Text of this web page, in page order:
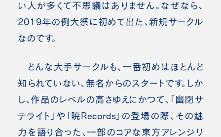
い人が多くて不思議はありません。なぜなら、
2019年の例大祭に初めて出た、新規サークル
なのです。
どんな大手サークルも、一番初めはほとんど
知られていない、無名からのスタートです。 しか
し、作品のレベルの高さゆえにかつて、「幽閉サ
テライト」や「暁Records」の登場の際、その魅
力を語り合った、一部のコアな東方アレンジリ